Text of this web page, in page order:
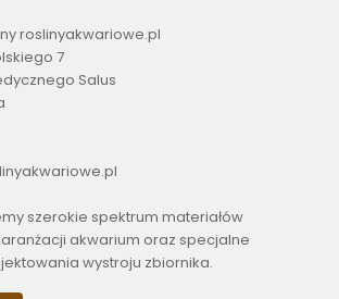
roslinyakwariowe.pl
7
Salus
szerokie spektrum materiałów
akwarium oraz specjalne
wystroju zbiornika.